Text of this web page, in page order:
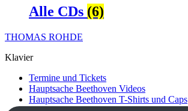
Alle CDs (6)
THOMAS ROHDE
Klavier
Termine und Tickets
Hauptsache Beethoven Videos
Hauptsache Beethoven T-Shirts und Caps